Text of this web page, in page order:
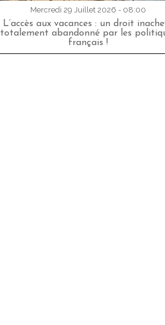
Mercredi 29 Juillet 2026 - 08:00
L’accès aux vacances : un droit
totalement abandonné par les
français !